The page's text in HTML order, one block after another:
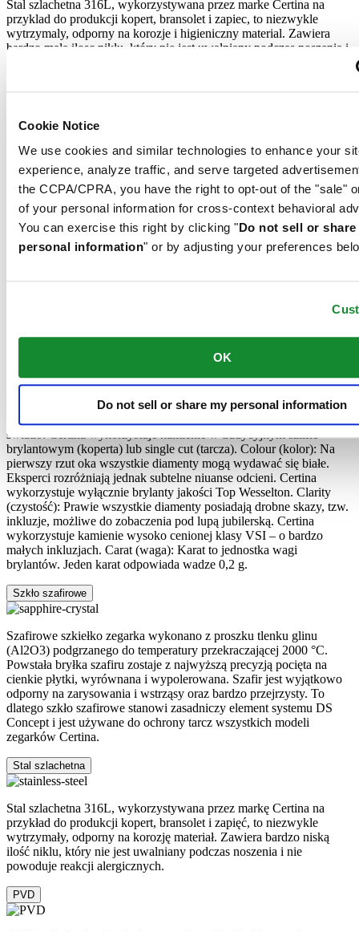
Cookie Notice
We use cookies and similar technologies to enhance your
experience, analyze traffic, and serve targeted
the CCPA/CPRA, you have the right to opt-out of the "sale"
of your personal information for cross-context behavioral
You can exercise this right by clicking "Do not sell or share
personal information" or by adjusting your preferences
OK
Do not sell or share my personal information
Stal szlachetna 316L, wykorzystywana przez marke Certina na
przyklad do produkcji kopert, bransolet i zapiec, to niezwykle
wytrzymaly, odporny na korozje i higieniczny material. Zawiera
bardzo mala ilosc niklu, który nie jest uwalniany podczas noszenia i
Stal szlachetna 316L
przyklad do produkcji kopert, bransolet i zapiec, to niezwykle
wytrzymaly, odporny na korozje i higieniczny material. Zawiera
bardzo mala ilosc niklu, który nie jest uwalniany podczas noszenia i
nie powoduje reakcji alergicznych.
DS Action Lady Diamonds
Zegarek Damski ∙ Kwarcowy ∙ Szary ∙ Stal szlachetna 316L
Zarezerwuj w salonie
Diamenty
Uważany za najdoskonalszy ze wszystkich kamieni szlachetnych,
diament to najtwardszy naturalny materiał na świecie. Jakość
diamentów klasyfikuje się według słynnych "czterech C": Cut
(szlif): Im więcej faset posiada kamień, tym intensywniej odbija
światło. Certina wykorzystuje kamienie w tradycyjnym szlifie
brylantowym (koperta) lub single cut (tarcza). Colour (kolor): Na
pierwszy rzut oka wszystkie diamenty mogą wydawać się białe.
Eksperci rozróżniają jednak subtelne niuanse odcieni. Certina
wykorzystuje wyłącznie brylanty jakości Top Wesselton. Clarity
(czystość): Prawie wszystkie diamenty posiadają drobne skazy, tzw.
inkluzje, możliwe do zobaczenia pod lupą jubilerską. Certina
wykorzystuje kamienie wysoko cenionej klasy VSI – o bardzo
małych inkluzjach. Carat (waga): Karat to jednostka wagi
brylantów. Jeden karat odpowiada wadze 0,2 g.
Szkło szafirowe
Szafirowe szkiełko zegarka wykonano z proszku tlenku glinu
(Al2O3) podgrzanego do temperatury przekraczającej 2000 °C.
Powstała bryłka szafiru zostaje z najwyższą precyzją pocięta na
cienkie płytki, wyrównana i wypolerowana. Szafir jest wyjątkowo
odporny na zarysowania i wstrząsy oraz bardzo przejrzysty. To
dlatego szkło szafirowe stanowi zasadniczy element systemu DS
Concept i jest używane do ochrony tarcz wszystkich modeli
zegarków Certina.
Stal szlachetna
Stal szlachetna 316L, wykorzystywana przez markę Certina na
przykład do produkcji kopert, bransolet i zapięć, to niezwykle
wytrzymały, odporny na korozję materiał. Zawiera bardzo niską
ilość niklu, który nie jest uwalniany podczas noszenia i nie
powoduje reakcji alergicznych.
PVD